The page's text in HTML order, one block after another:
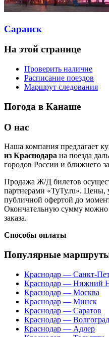
Саранск
На этой странице
Проверить наличие
Расписание поездов
Маршрут следования
Погода в Канаше
О нас
Наша компания предлагает
из Краснодара на поезда
городов России и ближнего
Продажа Ж/Д билетов
партнерами «ТуТу.ru». Цены,
публичной офертой до
Окончательную сумму можно
заказа.
Способы оплаты
Популярные
Краснодар — Санкт-
Краснодар — Нижний
Краснодар — Москва
Краснодар — Минск
Краснодар — Саратов
Краснодар — Волгоград
Краснодар — Адлер